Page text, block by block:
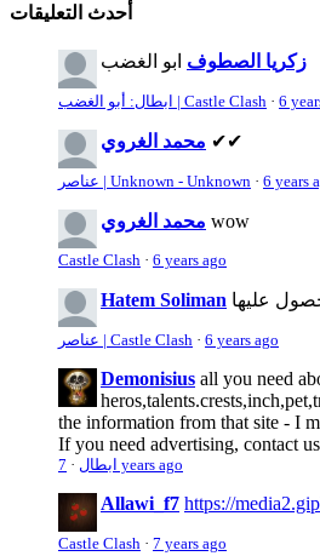
أحدث التعليقات
زكريا الصطوف ابو الغضب
ابطال: أبو الغضب | Castle Clash · 6
محمد الغروي ✔✔
عناصر | Unknown - Unknown · 6 years
محمد الغروي wow
Castle Clash · 6 years ago
Hatem Soliman عليها
عناصر | Castle Clash · 6 years ago
Demonisius all you need
the information from that site - I
If you need advertising, contact
ابطال · 7 years ago
Allawi_f7 https://
Castle Clash · 7 years ago